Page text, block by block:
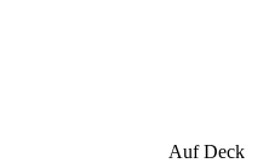
Auf Deck